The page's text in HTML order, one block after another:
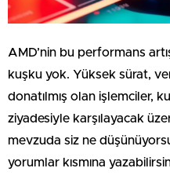
AMD’nin bu performans
kuşku yok. Yüksek sürat,
donatılmış olan işlemciler,
ziyadesiyle karşılayacak
mevzuda siz ne
yorumlar kısmına